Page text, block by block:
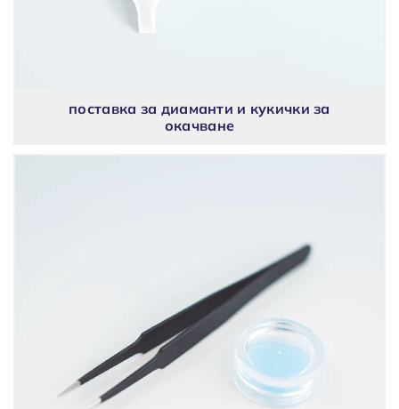
поставка за диаманти и кукички за
окачване